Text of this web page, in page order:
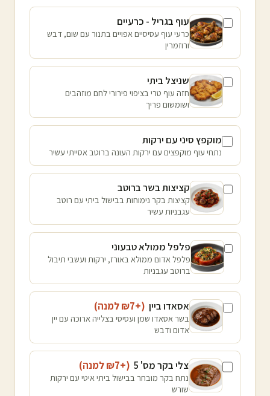
עוף בגריל - כרעיים
כרעי עוף עסיסיים אפויים בתנור עם שום, דבש
ורוזמרין
שניצל ביתי
חזה עוף טרי בציפוי פירורי לחם מוזהבים
ושומשום פריך
מוקפץ סיני עם ירקות
נתחי עוף מוקפצים עם ירקות העונה ברוטב אסייתי עשיר
קציצות בשר ברוטב
קציצות בקר נימוחות בבישול ביתי עם רוטב
עגבניות עשיר
פלפל ממולא טבעוני
פלפל אדום ממולא באורז, ירקות ועשבי תיבול
ברוטב עגבניות
אסאדו ביין (+₪
7 למנה)
בשר אסאדו שמן ועסיסי בצלייה ארוכה עם יין
אדום ודבש
צלי בקר מס' 5 (+₪
7 למנה)
נתח בקר מובחר בבישול ביתי איטי עם ירקות
שורש